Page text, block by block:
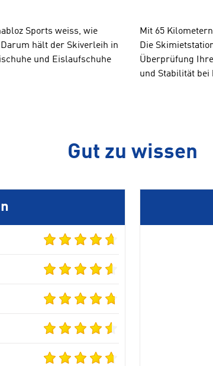
Sports weiss, wie
hält der Skiverleih in
und Eislaufschuhe
Mit 65
Die
Überprüfung
und Stabilität bei
Gut zu wissen